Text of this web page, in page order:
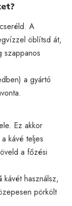
A
öblítsd át,
szappanos
a gyártó
Ez akkor
kávé teljes
a főzési
kávét használsz,
pörkölt